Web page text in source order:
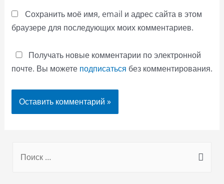
Сохранить моё имя, email и адрес сайта в этом
браузере для последующих моих комментариев.
Получать новые комментарии по электронной
почте. Вы можете подписаться без комментирования.